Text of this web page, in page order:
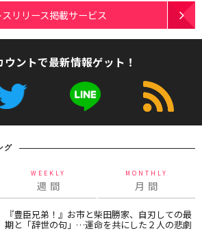
リリース掲載サービス
ウントで最新情報ゲット！
グ
WEEKLY
週 間
MONTHLY
月 間
『豊臣兄弟！』お市と柴田勝家、自刃しての最
期と「辞世の句」…運命を共にした２人の悲劇